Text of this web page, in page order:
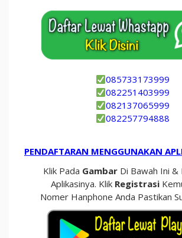
085733173999
082251403999
082137065999
082257794888
PENDAFTARAN MENGGUNAKAN
Klik Pada Gambar Di Bawah Ini &
Aplikasinya. Klik Registrasi
Nomer Hanphone Anda Pastikan